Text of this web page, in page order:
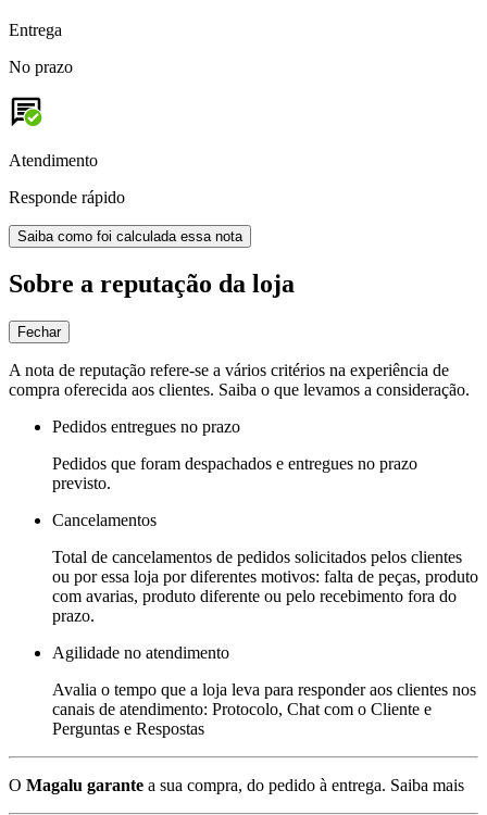
Entrega
No prazo
Atendimento
Responde rápido
Saiba como foi calculada essa nota
Sobre a reputação da loja
Fechar
A nota de reputação refere-se a vários critérios na experiência de
compra oferecida aos clientes. Saiba o que levamos a consideração.
Pedidos entregues no prazo
Pedidos que foram despachados e entregues no prazo
previsto.
Cancelamentos
Total de cancelamentos de pedidos solicitados pelos clientes
ou por essa loja por diferentes motivos: falta de peças, produto
com avarias, produto diferente ou pelo recebimento fora do
prazo.
Agilidade no atendimento
Avalia o tempo que a loja leva para responder aos clientes nos
canais de atendimento: Protocolo, Chat com o Cliente e
Perguntas e Respostas
O Magalu garante a sua compra, do pedido à entrega. Saiba mais